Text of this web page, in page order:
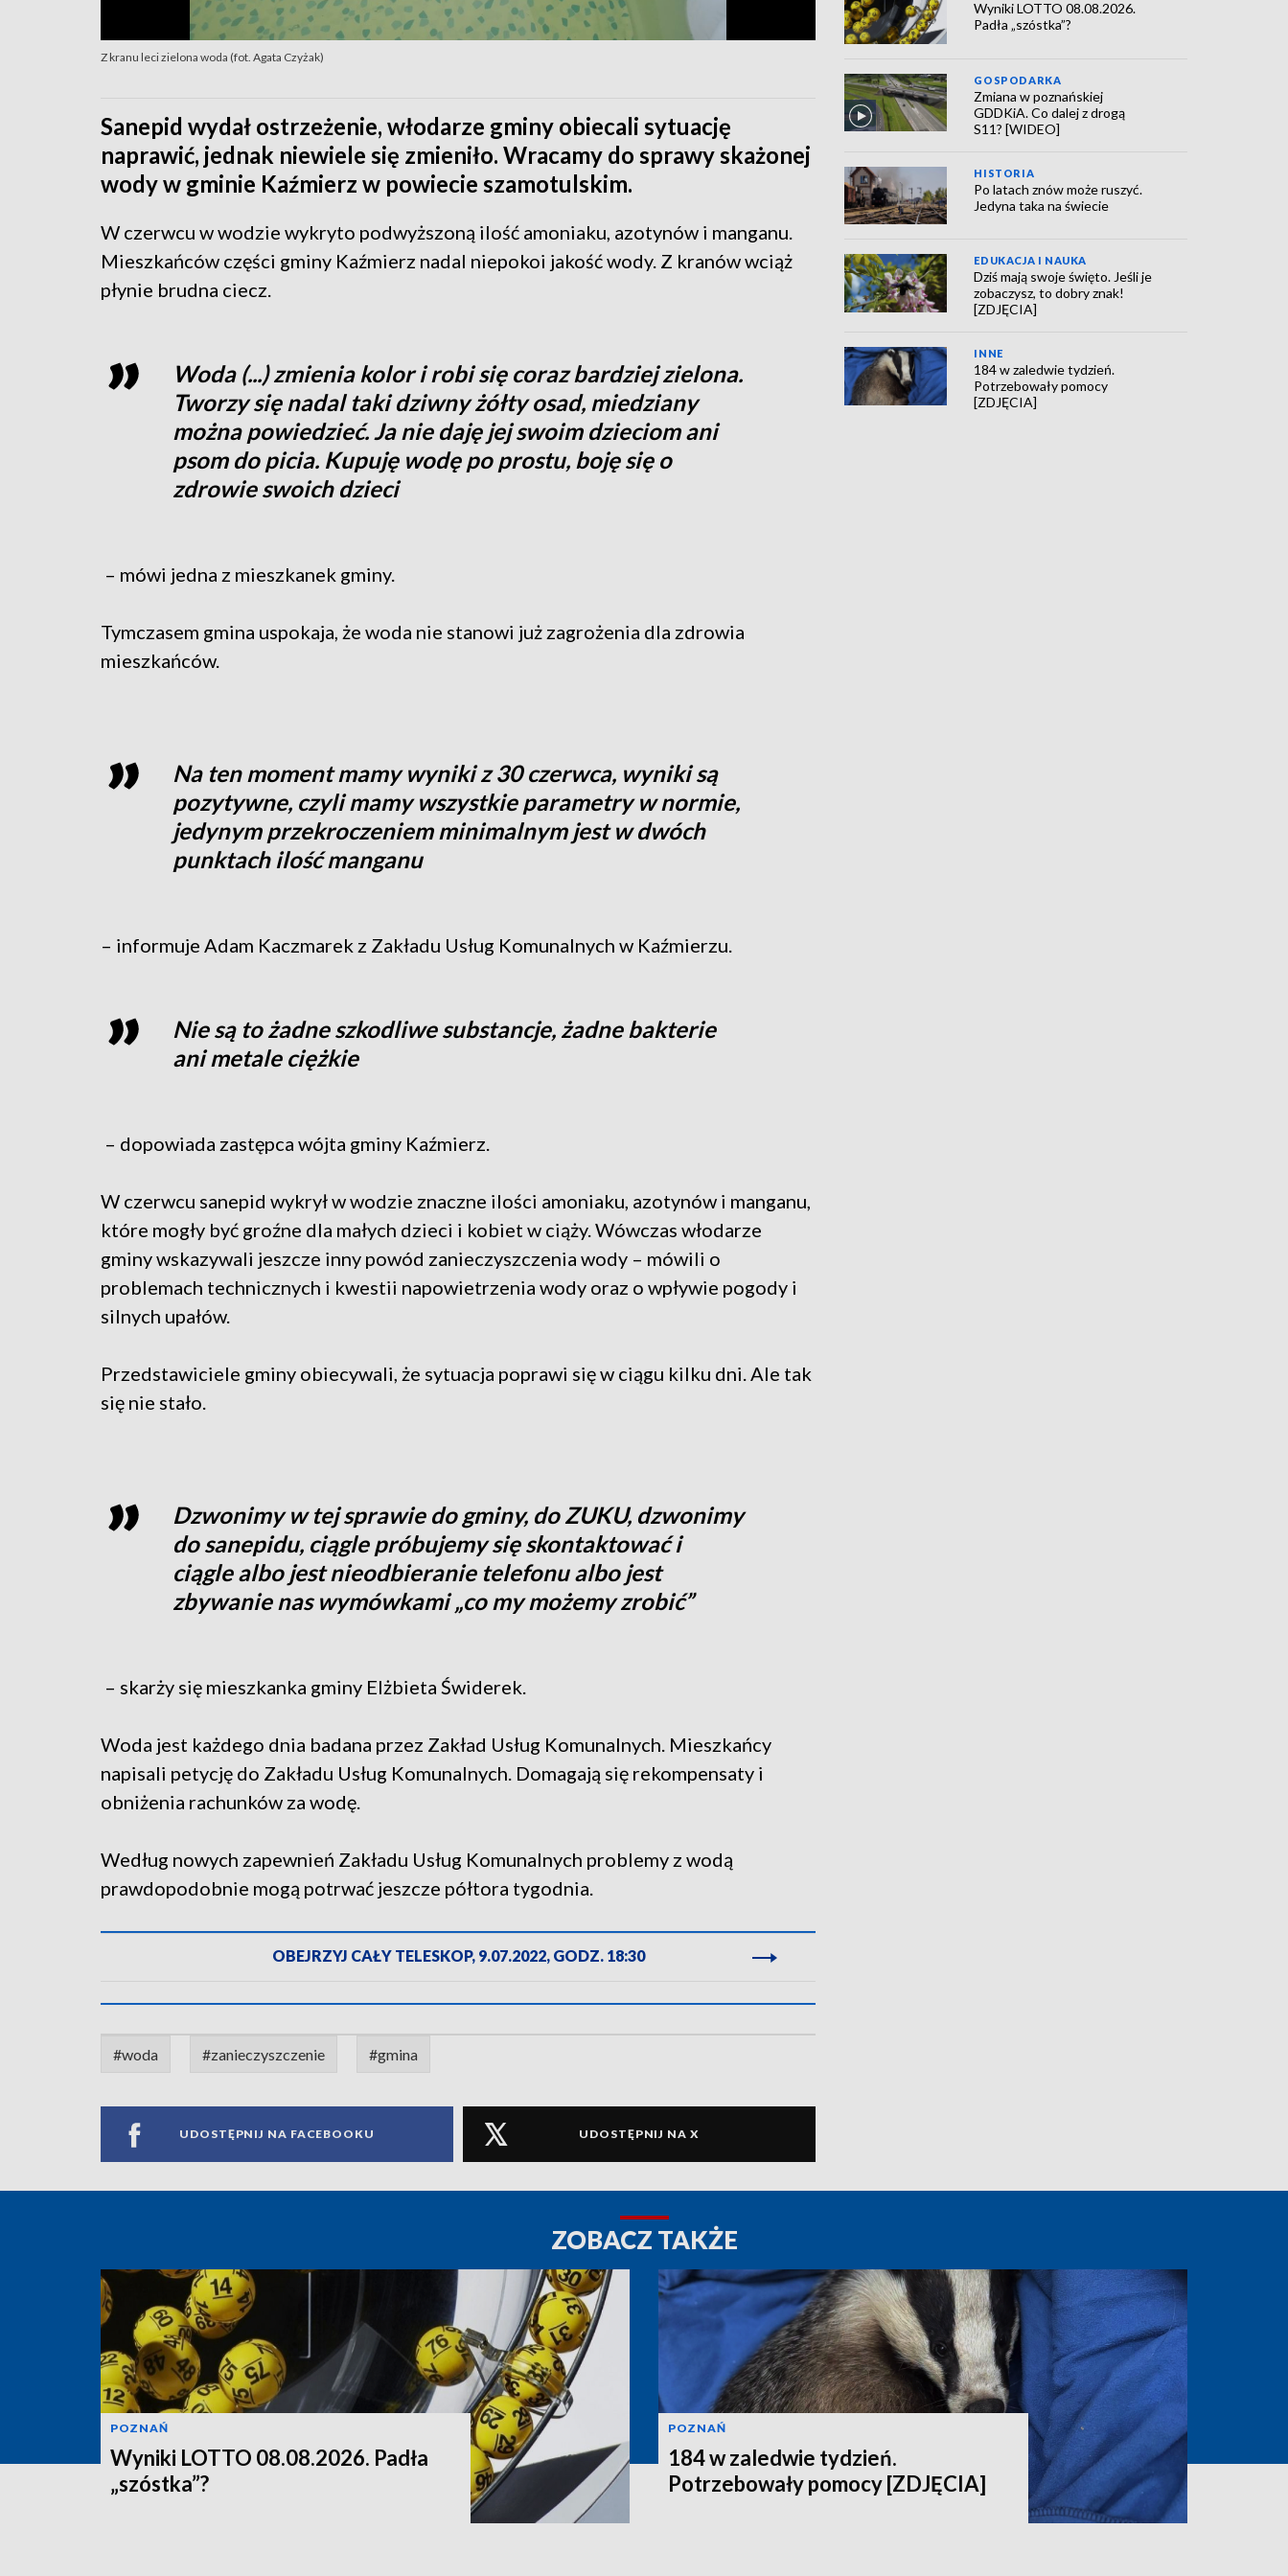
Z kranu leci zielona woda (fot. Agata Czyżak)
Sanepid wydał ostrzeżenie, włodarze gminy obiecali sytuację
naprawić, jednak niewiele się zmieniło. Wracamy do sprawy skażonej
wody w gminie Kaźmierz w powiecie szamotulskim.
W czerwcu w wodzie wykryto podwyższoną ilość amoniaku, azotynów i manganu.
Mieszkańców części gminy Kaźmierz nadal niepokoi jakość wody. Z kranów wciąż
płynie brudna ciecz.
Woda (...) zmienia kolor i robi się coraz bardziej zielona.
Tworzy się nadal taki dziwny żółty osad, miedziany
można powiedzieć. Ja nie daję jej swoim dzieciom ani
psom do picia. Kupuję wodę po prostu, boję się o
zdrowie swoich dzieci
– mówi jedna z mieszkanek gminy.
Tymczasem gmina uspokaja, że woda nie stanowi już zagrożenia dla zdrowia
mieszkańców.
Na ten moment mamy wyniki z 30 czerwca, wyniki są
pozytywne, czyli mamy wszystkie parametry w normie,
jedynym przekroczeniem minimalnym jest w dwóch
punktach ilość manganu
– informuje Adam Kaczmarek z Zakładu Usług Komunalnych w Kaźmierzu.
Nie są to żadne szkodliwe substancje, żadne bakterie
ani metale ciężkie
– dopowiada zastępca wójta gminy Kaźmierz.
W czerwcu sanepid wykrył w wodzie znaczne ilości amoniaku, azotynów i manganu,
które mogły być groźne dla małych dzieci i kobiet w ciąży. Wówczas włodarze
gminy wskazywali jeszcze inny powód zanieczyszczenia wody – mówili o
problemach technicznych i kwestii napowietrzenia wody oraz o wpływie pogody i
silnych upałów.
Przedstawiciele gminy obiecywali, że sytuacja poprawi się w ciągu kilku dni. Ale tak
się nie stało.
Dzwonimy w tej sprawie do gminy, do ZUKU, dzwonimy
do sanepidu, ciągle próbujemy się skontaktować i
ciągle albo jest nieodbieranie telefonu albo jest
zbywanie nas wymówkami „co my możemy zrobić”
– skarży się mieszkanka gminy Elżbieta Świderek.
Woda jest każdego dnia badana przez Zakład Usług Komunalnych. Mieszkańcy
napisali petycję do Zakładu Usług Komunalnych. Domagają się rekompensaty i
obniżenia rachunków za wodę.
Według nowych zapewnień Zakładu Usług Komunalnych problemy z wodą
prawdopodobnie mogą potrwać jeszcze półtora tygodnia.
OBEJRZYJ CAŁY TELESKOP, 9.07.2022, GODZ. 18:30
#woda #zanieczyszczenie #gmina
UDOSTĘPNIJ NA FACEBOOKU UDOSTĘPNIJ NA X
Wyniki LOTTO 08.08.2026.
Padła „szóstka”?
GOSPODARKA
Zmiana w poznańskiej
GDDKiA. Co dalej z drogą
S11? [WIDEO]
HISTORIA
Po latach znów może ruszyć.
Jedyna taka na świecie
EDUKACJA I NAUKA
Dziś mają swoje święto. Jeśli je
zobaczysz, to dobry znak!
[ZDJĘCIA]
INNE
184 w zaledwie tydzień.
Potrzebowały pomocy
[ZDJĘCIA]
ZOBACZ TAKŻE
POZNAŃ
Wyniki LOTTO 08.08.2026. Padła
„szóstka”?
POZNAŃ
184 w zaledwie tydzień.
Potrzebowały pomocy [ZDJĘCIA]